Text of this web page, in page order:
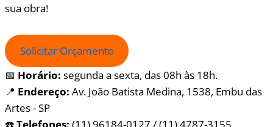
sua obra!
Solicitar Orçamento
📅 Horário: segunda a sexta, das 08h às 18h.
📍 Endereço: Av. João Batista Medina, 1538, Embu das
Artes - SP